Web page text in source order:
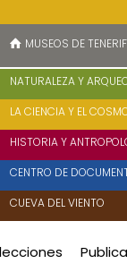
MUSEOS DE
NATURALEZA Y
LA CIENCIA Y EL
HISTORIA Y
CENTRO DE
CUEVA DEL VIENTO